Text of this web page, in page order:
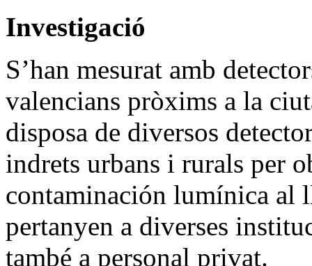
Investigació
S’han mesurat amb
valencians pròxims a la
disposa de diversos
indrets urbans i rurals per
contaminación lumínica al
pertanyen a diverses
també a personal privat.